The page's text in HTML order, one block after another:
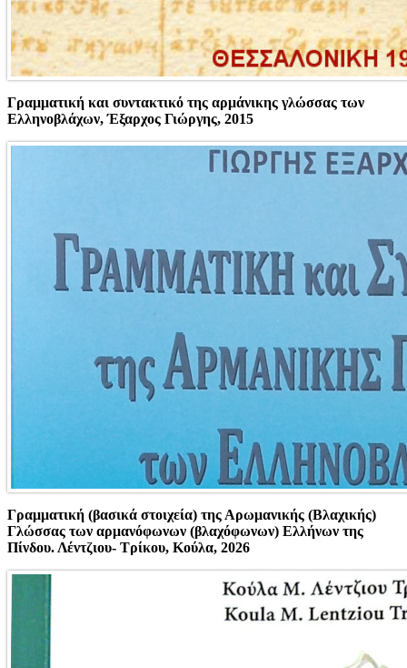
Γραμματική και συντακτικό της αρμάνικης γλώσσας των
Ελληνοβλάχων, Έξαρχος Γιώργης, 2015
Γραμματική (βασικά στοιχεία) της Αρωμανικής (Βλαχικής)
Γλώσσας των αρμανόφωνων (βλαχόφωνων) Ελλήνων της
Πίνδου. Λέντζιου- Τρίκου, Κούλα, 2026